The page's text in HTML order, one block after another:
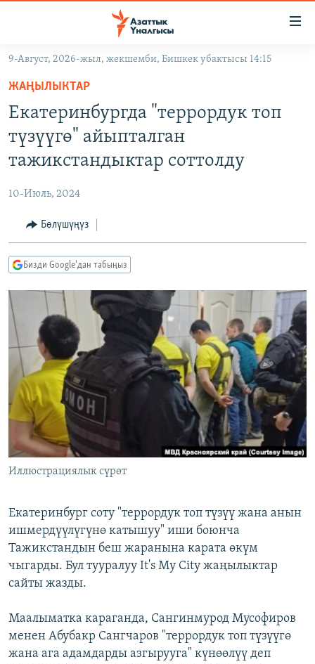
Навигацияга
өтүңүз
Издөөгө
салыңызКЫРГЫЗСТАН
МАДАНИЯТ
УКРАИНА
ТВ ПРОГРАММАЛАР
БҮГҮН АЗАТТЫКТА
ДАНИСТЕ
ЭЖЕ-СИҢДИЛЕР
АЗАТТЫК+
ЫҢГАЙСЫЗ СУРООЛОР
ПОДКАСТ
Русский
ОНЛАЙН ШЕРИНЕ
ЭЕ/АРнун бардык сайттары
9-Август, 2026-жыл, жекшемби, Бишкек убактысы 14:15
ЖАҢЫЛЫКТАР
Екатеринбургда "террордук топ
түзүүгө" айыпталган
тажикстандыктар соттолду
10-Июль, 2024
Бөлүшүңүз
Бизди Google'дан табыңыз
Иллюстрациялык сүрөт
Екатеринбург соту "террордук топ түзүү жана анын
ишмердүүлүгүнө катышуу" иши боюнча
Тажикстандын беш жаранына карата өкүм
чыгарды. Бул тууралуу It's My City жаңылыктар
сайты жазды.
Маалыматка караганда, Сангинмурод Мусофиров
менен Абубакр Сангчаров "террордук топ түзүүгө
жана ага адамдарды азгырууга" күнөөлүү деп